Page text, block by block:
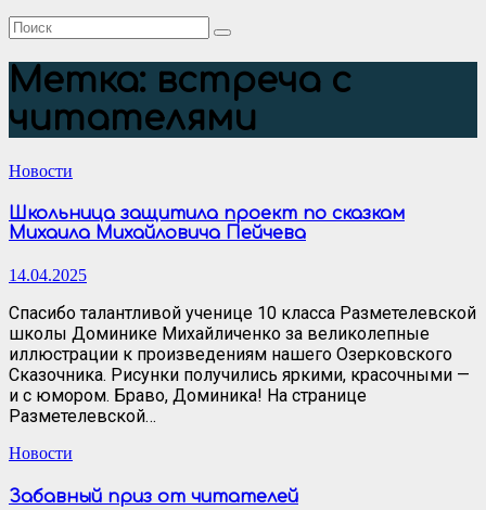
Метка: встреча с
читателями
Новости
Школьница защитила проект по сказкам
Михаила Михайловича Пейчева
14.04.2025
Спасибо талантливой ученице 10 класса Разметелевской
школы Доминике Михайличенко за великолепные
иллюстрации к произведениям нашего Озерковского
Сказочника. Рисунки получились яркими, красочными —
и с юмором. Браво, Доминика! На странице
Разметелевской…
Новости
Забавный приз от читателей